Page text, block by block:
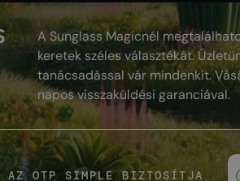
A Sunglass Magicnél
keretek széles választékát.
tanácsadással vár mindenkit.
napos visszaküldési garanciával.
AZ OTP SIMPLE BIZTOSÍTJA